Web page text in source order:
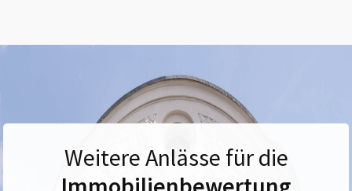
Weitere Anlässe für die